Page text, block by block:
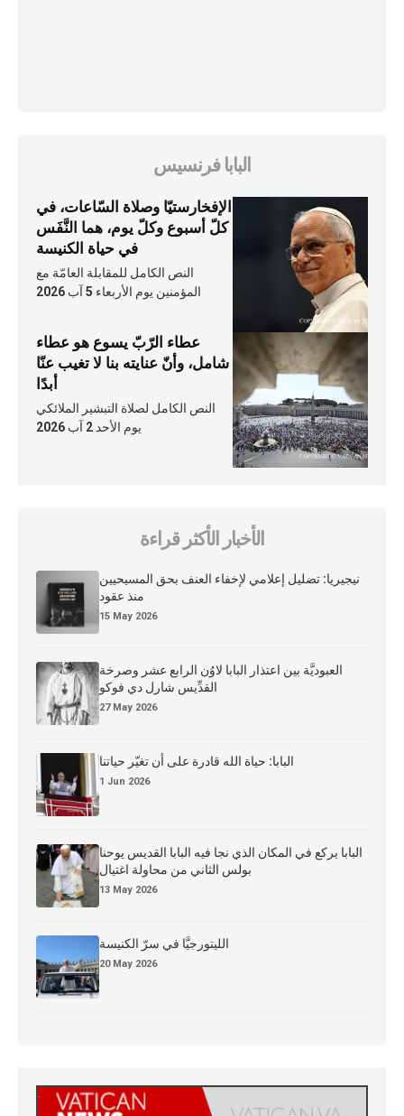
البابا فرنسيس
الإفخارستيّا وصلاة السّاعات، في
كلّ أسبوع وكلّ يوم، هما النَّفَس
في حياة الكنيسة
النص الكامل للمقابلة العامّة مع
المؤمنين يوم الأربعاء 5 آب 2026
عطاء الرّبّ يسوع هو عطاء
شامل، وأنّ عنايته بنا لا تغيب عنّا
أبدًا
النص الكامل لصلاة التبشير الملائكي
يوم الأحد 2 آب 2026
الأخبار الأكثر قراءة
نيجيريا: تضليل إعلامي لإخفاء العنف بحق المسيحيين
منذ عقود
15 May 2026
العبوديَّة بين اعتذار البابا لاوُن الرابع عشر وصرخة
القدِّيس شارل دي فوكو
27 May 2026
البابا: حياة الله قادرة على أن تغيّر حياتنا
1 Jun 2026
البابا يركع في المكان الذي نجا فيه البابا القديس يوحنا
بولس الثاني من محاولة اغتيال
13 May 2026
الليتورجيَّا في سرّ الكنيسة
20 May 2026